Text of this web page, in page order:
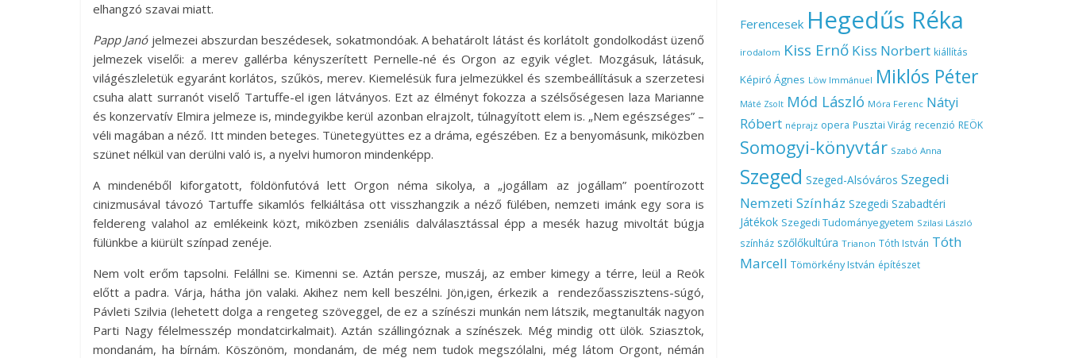
elhangzó szavai miatt.
Papp Janójelmezei abszurdan beszédesek, sokatmondóak. A behatárolt látást és korlátolt gondolkodást üzenő
jelmezek viselői: a merev gallérba kényszerített Pernelle-né és Orgon az egyik véglet. Mozgásuk, látásuk,
világészleletük egyaránt korlátos, szűkös, merev. Kiemelésük fura jelmezükkel és szembeállításuk a szerzetesi
csuha alatt surranót viselő Tartuffe-el igen látványos. Ezt az élményt fokozza a szélsőségesen laza Marianne
és konzervatív Elmira jelmeze is, mindegyikbe kerül azonban elrajzolt, túlnagyított elem is. „Nem egészséges” –
véli magában a néző. Itt minden beteges. Tünetegyüttes ez a dráma, egészében. Ez a benyomásunk, miközben
szünet nélkül van derülni való is, a nyelvi humoron mindenképp.
A mindenéből kiforgatott, földönfutóvá lett Orgon néma sikolya, a „jogállam az jogállam” poentírozott
cinizmusával távozó Tartuffe sikamlós felkiáltása ott visszhangzik a néző fülében, nemzeti imánk egy sora is
feldereng valahol az emlékeink közt, miközben zseniális dalválasztással épp a mesék hazug mivoltát búgja
fülünkbe a kiürült színpad zenéje.
Nem volt erőm tapsolni. Felállni se. Kimenni se. Aztán persze, muszáj, az ember kimegy a térre, leül a Reök
előtt a padra. Várja, hátha jön valaki. Akihez nem kell beszélni. Jön,igen, érkezik a rendezőasszisztens-súgó,
Pávleti Szilvia (lehetett dolga a rengeteg szöveggel, de ez a színészi munkán nem látszik, megtanulták nagyon
Parti Nagy félelmesszép mondatcirkalmait). Aztán szállingóznak a színészek. Még mindig ott ülök. Sziasztok,
mondanám, ha bírnám. Köszönöm, mondanám, de még nem tudok megszólalni, még látom Orgont, némán
Ferencesek Hegedűs Réka
irodalom Kiss Ernő Kiss Norbert kiállítás
Képiró Ágnes Löw Immánuel Miklós Péter
Máté Zsolt Mód László Móra Ferenc Nátyi
Róbert néprajz opera Pusztai Virág recenzió REÖK
Somogyi-könyvtár Szabó Anna
Szeged Szeged-Alsóváros Szegedi
Nemzeti Színház Szegedi Szabadtéri
Játékok Szegedi Tudományegyetem Szilasi László
színház szőlőkultúra Trianon Tóth István Tóth
Marcell Tömörkény István építészet